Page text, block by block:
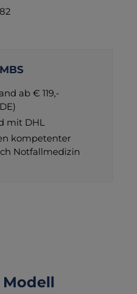
ab € 119,-
mit DHL
kompetenter
Notfallmedizin
Modell